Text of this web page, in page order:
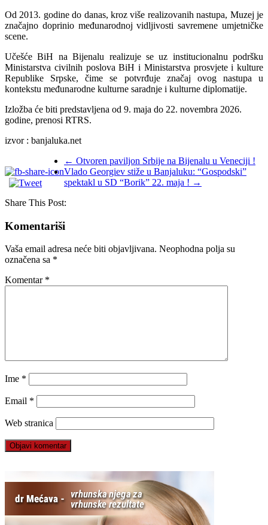
Od 2013. godine do danas, kroz više realizovanih nastupa, Muzej je
značajno doprinio međunarodnoj vidljivosti savremene umjetničke
scene.
Učešće BiH na Bijenalu realizuje se uz institucionalnu podršku
Ministarstva civilnih poslova BiH i Ministarstva prosvjete i kulture
Republike Srpske, čime se potvrđuje značaj ovog nastupa u
kontekstu međunarodne kulturne saradnje i kulturne diplomatije.
Izložba će biti predstavljena od 9. maja do 22. novembra 2026.
godine, prenosi RTRS.
izvor : banjaluka.net
← Otvoren paviljon Srbije na Bijenalu u Veneciji !
Vlado Georgiev stiže u Banjaluku: “Gospodski”
spektakl u SD “Borik” 22. maja ! →
Share This Post:
Komentariši
Vaša email adresa neće biti objavljivana. Neophodna polja su
označena sa *
Komentar *
Ime *
Email *
Web stranica